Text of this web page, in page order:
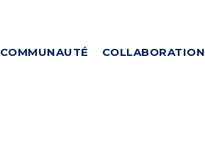
COMMUNAUTÉ COLLABORATION